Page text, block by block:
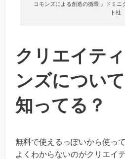
コモンズによる創造の循環 』ドミ
ト社
クリエイテ
ンズについ
知ってる？
無料で使えるっぽいから使っ
よくわからないのがクリエイ